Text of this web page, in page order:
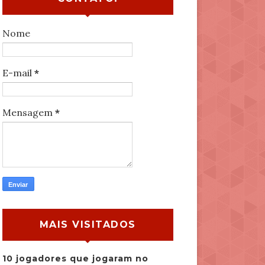
Nome
E-mail *
Mensagem *
MAIS VISITADOS
10 jogadores que jogaram no